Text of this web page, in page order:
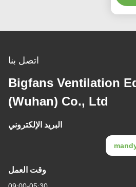
Bigfans
(Wuhan) Co.,
البريد الإلكتروني